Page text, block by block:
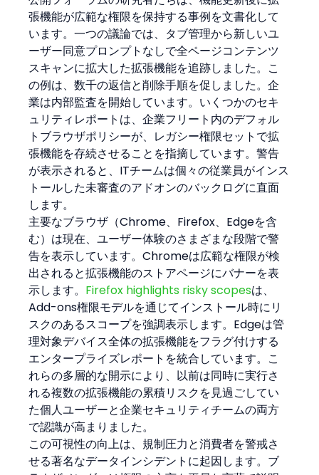
張機能が広範な権限を保持する事例を文書化して
います。一つの議論では、タブ管理から新しいユ
ーザー同意プロンプトなしで全ページコンテンツ
スキャンに拡大した拡張機能を追跡しました。こ
の例は、数千の返信と削除手順を促しました。企
業は内部監査を開始しています。いくつかのセキ
ュリティレポートは、企業フリート内のデフォル
トブラウザポリシーが、レガシー権限セットで拡
張機能を存続させることを指摘しています。警告
が表示されると、ITチームは個々の従業員がインス
トールした未審査のアドオンのバックログに直面
します。
主要なブラウザ（Chrome、Firefox、Edgeを含
む）は現在、ユーザー体験のさまざまな段階で警
告を表示しています。Chromeは広範な権限が検
出されると拡張機能のストアページにバナーを表
示します。 Firefox highlights risky scopesは、
Add-ons権限モデルを通じてインストール時にリ
スクのあるスコープを強調表示します。Edgeは管
理対象デバイス全体の拡張機能をフラグ付けする
エンタープライズレポートを統合しています。こ
れらの多層的な開示により、以前は同時に実行さ
れる複数の拡張機能の累積リスクを見過ごしてい
た個人ユーザーと企業セキュリティチームの両方
で認識が高まりました。
この可視性の向上は、規制圧力と消費者を警戒さ
せる著名なデータインシデントに起因します。ブ